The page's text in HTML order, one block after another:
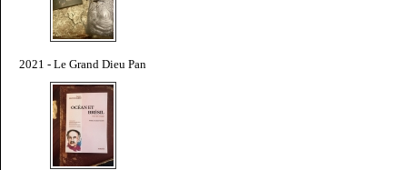
2021 - Le Grand Dieu Pan